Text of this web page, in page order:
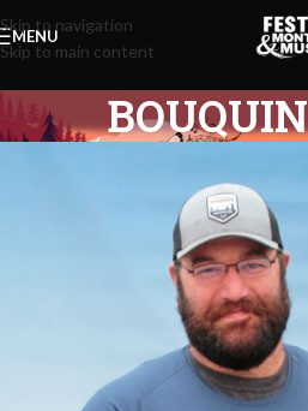
Skip to navigation
Skip to main content
MENU